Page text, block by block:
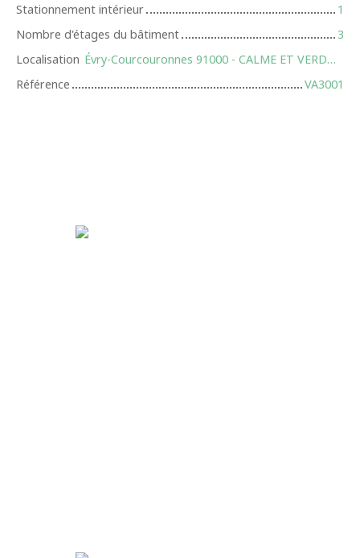
Stationnement intérieur
1
Nombre d'étages du bâtiment
3
Localisation
Évry-Courcouronnes 91000 - CALME ET VERDOYANT
Référence
VA3001